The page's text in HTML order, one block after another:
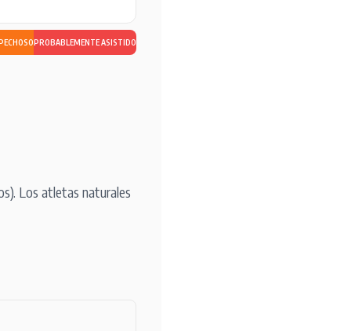
PROBABLEMENTE ASISTIDO
Los atletas naturales